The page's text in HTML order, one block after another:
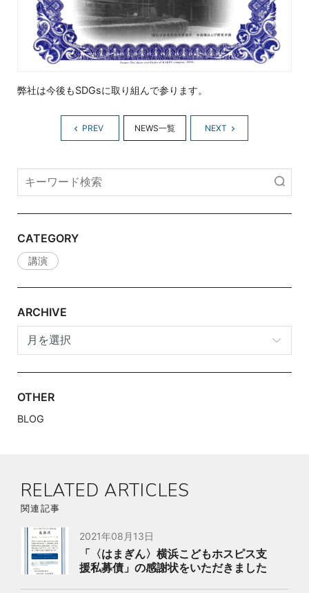
弊社は今後もSDGsに取り組んで参ります。
PREV NEWS一覧 NEXT
CATEGORY
講演
ARCHIVE
archive
OTHER
BLOG
RELATED ARTICLES
関連記事
2021年08月13日
「〈はまぎん〉横浜こどもホスピス支
援私募債」の感謝状をいただきました